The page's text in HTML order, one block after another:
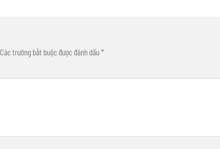
Các trường bắt buộc được đánh dấu*